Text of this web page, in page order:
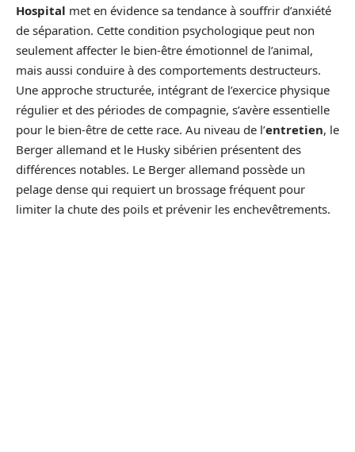
Hospital met en évidence sa tendance à souffrir d’anxiété
de séparation. Cette condition psychologique peut non
seulement affecter le bien-être émotionnel de l’animal,
mais aussi conduire à des comportements destructeurs.
Une approche structurée, intégrant de l’exercice physique
régulier et des périodes de compagnie, s’avère essentielle
pour le bien-être de cette race. Au niveau de l’entretien, le
Berger allemand et le Husky sibérien présentent des
différences notables. Le Berger allemand possède un
pelage dense qui requiert un brossage fréquent pour
limiter la chute des poils et prévenir les enchevêtrements.